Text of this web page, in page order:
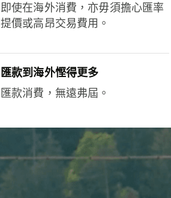
即使在海外消費，亦毋須擔心匯率
提價或高昂交易費用。
匯款到海外慳得更多
匯款消費，無遠弗屆。